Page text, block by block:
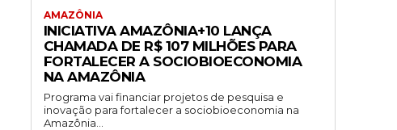
AMAZÔNIA
INICIATIVA AMAZÔNIA+10 LANÇA
CHAMADA DE R$ 107 MILHÕES PARA
FORTALECER A SOCIOBIOECONOMIA
NA AMAZÔNIA
Programa vai financiar projetos de pesquisa e
inovação para fortalecer a sociobioeconomia na
Amazônia...